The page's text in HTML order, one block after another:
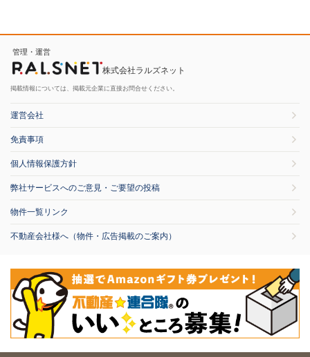
管理・運営
株式会社ラルズネット
掲載情報については、掲載元企業に直接お問合せください。
運営会社
免責事項
個人情報保護方針
弊社サービスへのご意見・ご要望の投稿
物件一覧リンク
不動産会社様へ（物件・広告掲載のご案内）